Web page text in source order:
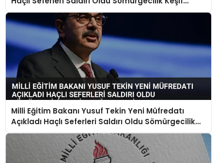
Yerine Geçti
Milli Eğitim Bakanı Yusuf Tekin Yeni Müfredatı
Açıkladı Haçlı Seferleri Saldırı Oldu Sömürgecilik
Keşif Yerine Geçti